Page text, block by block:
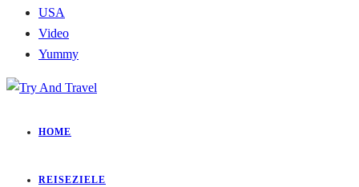
USA
Video
Yummy
HOME
REISEZIELE